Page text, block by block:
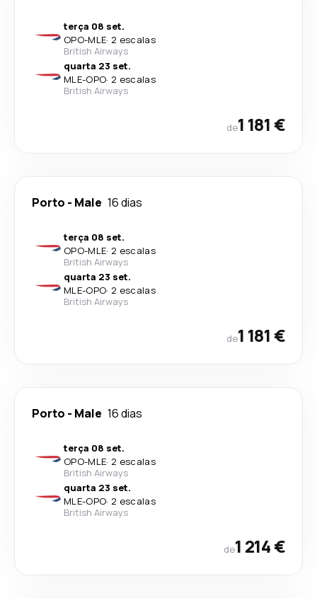
terça 08 set.
OPO-MLE· 2 escalas
British Airways
quarta 23 set.
MLE-OPO· 2 escalas
British Airways
de1 181 €
Porto - Male 16 dias
terça 08 set.
OPO-MLE· 2 escalas
British Airways
quarta 23 set.
MLE-OPO· 2 escalas
British Airways
de1 181 €
Porto - Male 16 dias
terça 08 set.
OPO-MLE· 2 escalas
British Airways
quarta 23 set.
MLE-OPO· 2 escalas
British Airways
de1 214 €